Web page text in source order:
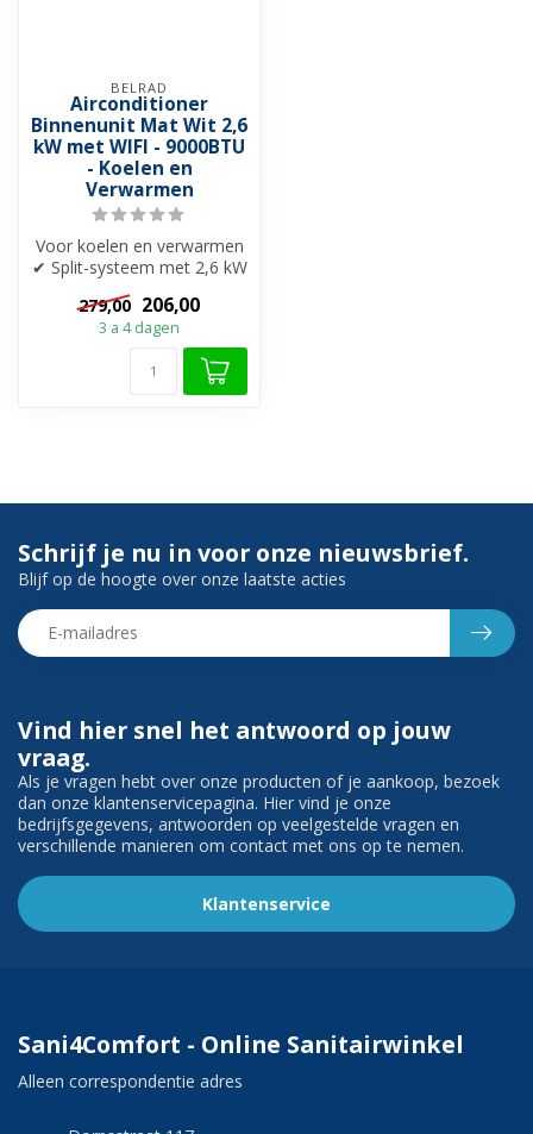
BELRAD
Airconditioner
Binnenunit Mat Wit 2,6
kW met WIFI - 9000BTU
- Koelen en
Verwarmen
Voor koelen en verwarmen
✔ Split-systeem met 2,6 kW
✓ Wifi-functionaliteit ✓
4D-...
279,00 206,00
3 a 4 dagen
Vind hier snel het antwoord op jouw
vraag.
Als je vragen hebt over onze producten of je aankoop, bezoek
dan onze klantenservicepagina. Hier vind je onze
bedrijfsgegevens, antwoorden op veelgestelde vragen en
verschillende manieren om contact met ons op te nemen.
Klantenservice
Schrijf je nu in voor onze nieuwsbrief.
Blijf op de hoogte over onze laatste acties
Sani4Comfort - Online Sanitairwinkel
Alleen correspondentie adres